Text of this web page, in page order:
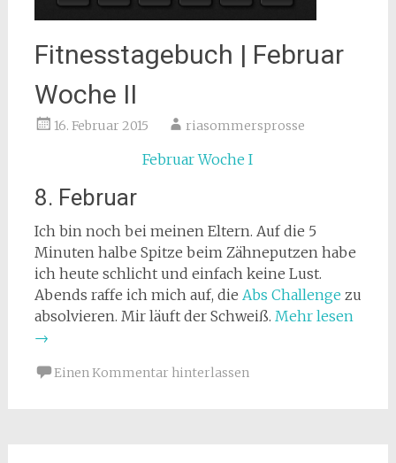
Fitnesstagebuch | Februar
Woche II
16. Februar 2015 riasommersprosse
Februar Woche I
8. Februar
Ich bin noch bei meinen Eltern. Auf die 5
Minuten halbe Spitze beim Zähneputzen habe
ich heute schlicht und einfach keine Lust.
Abends raffe ich mich auf, die Abs Challenge zu
absolvieren. Mir läuft der Schweiß. Mehr lesen
→
Einen Kommentar hinterlassen